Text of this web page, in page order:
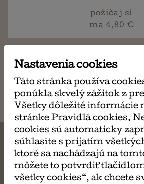
požičaj si
ma 4,80 €
email
MÔŽE SA
Nastavenia cookies
Táto stránka používa
ponúkla skvelý zážitok z
Všetky dôležité informácie
stránke Pravidlá cookies.
cookies sú automaticky
súhlasíte s prijatím
ktoré sa nachádzajú na
môžete to potvrdiť
všetky cookies“, ak chcete